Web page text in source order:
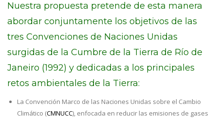
Nuestra propuesta pretende de esta manera
abordar conjuntamente los objetivos de las
tres Convenciones de Naciones Unidas
surgidas de la Cumbre de la Tierra de Río de
Janeiro (1992) y dedicadas a los principales
retos ambientales de la Tierra:
La Convención Marco de las Naciones Unidas sobre el Cambio
Climático (CMNUCC), enfocada en reducir las emisiones de gases